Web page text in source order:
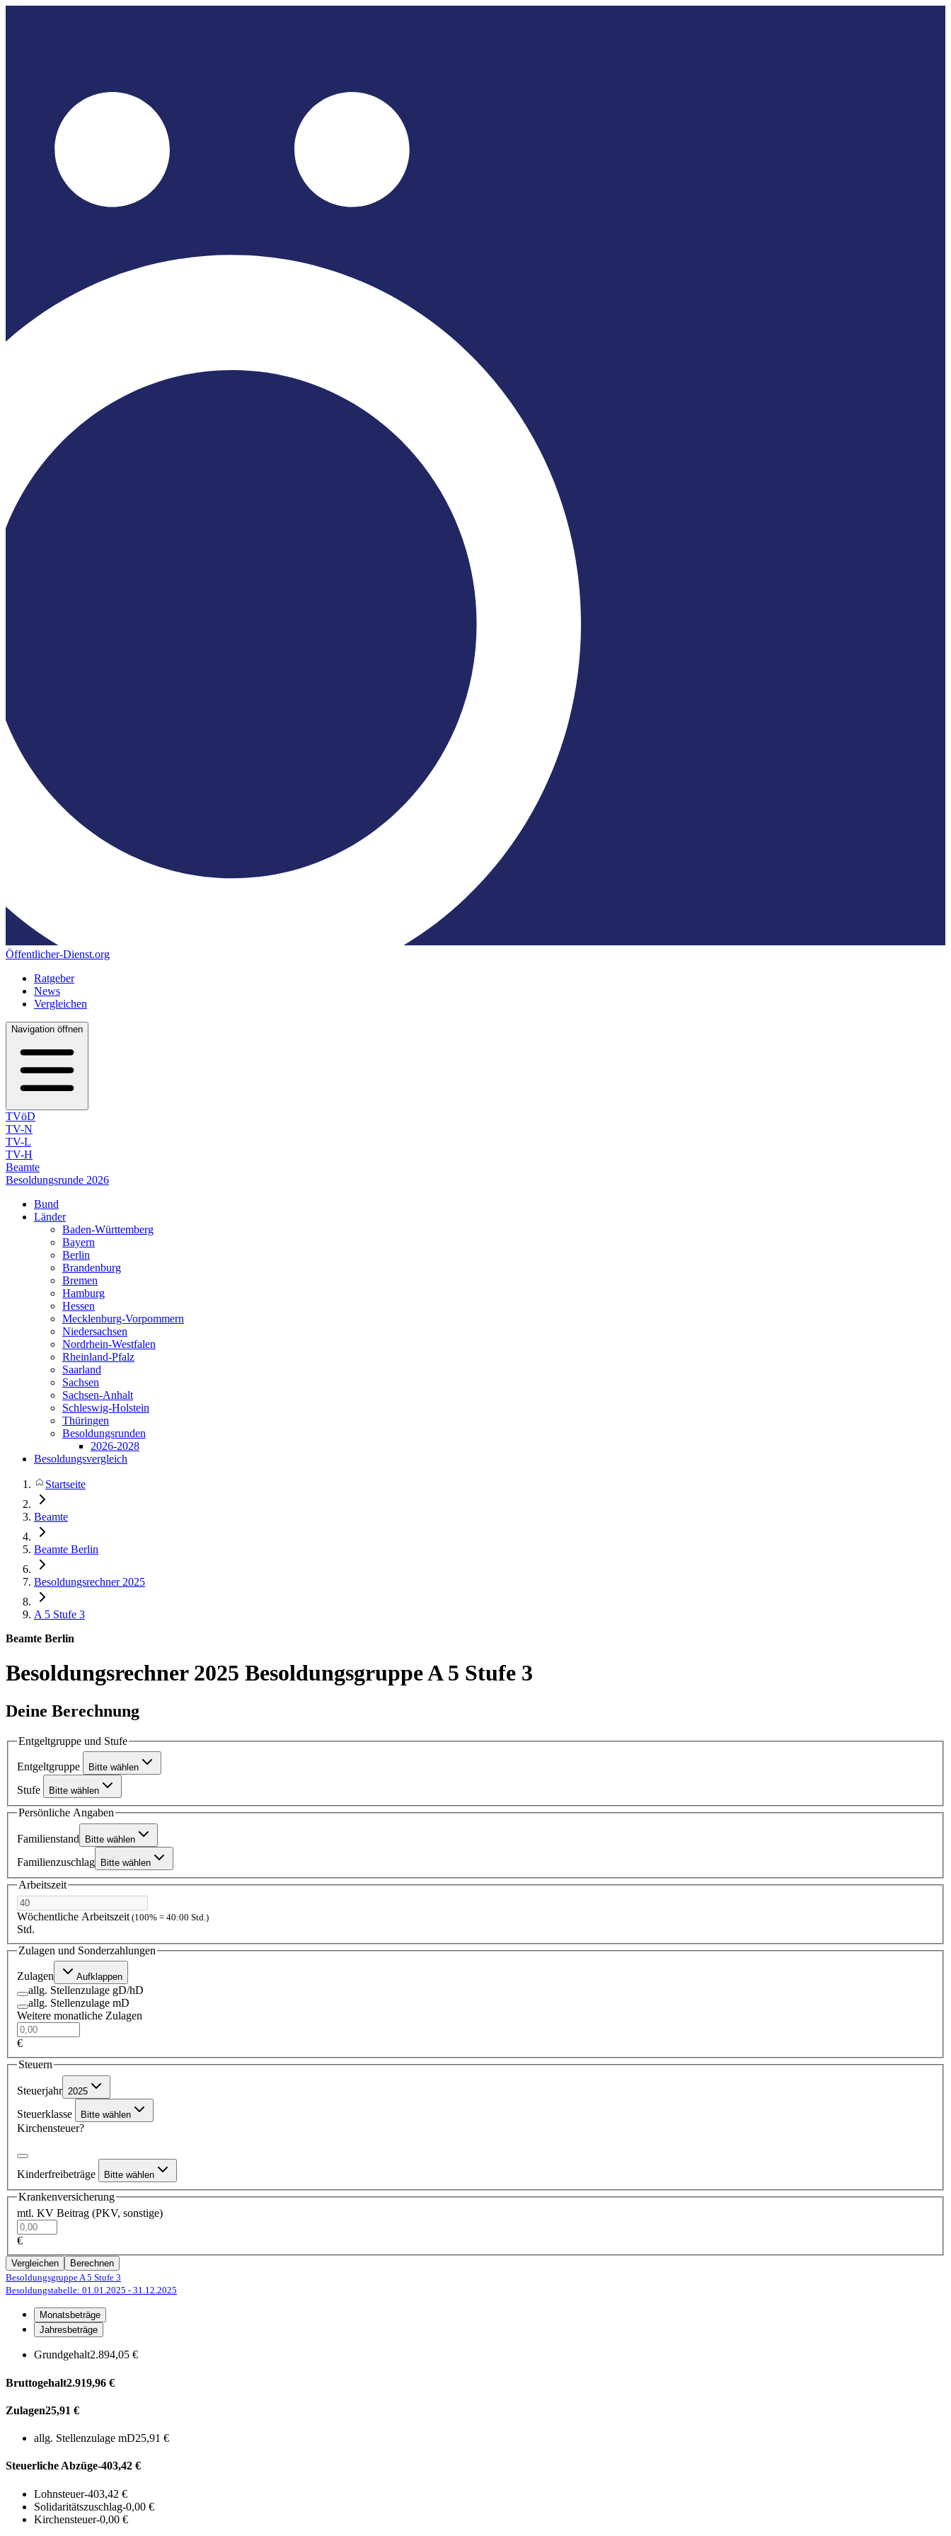
Öffentlicher-Dienst.org
Ratgeber
News
Vergleichen
Navigation öffnen
TVöD
TV-N
TV-L
TV-H
Beamte
Besoldungsrunde 2026
Bund
Länder
Baden-Württemberg
Bayern
Berlin
Brandenburg
Bremen
Hamburg
Hessen
Mecklenburg-Vorpommern
Niedersachsen
Nordrhein-Westfalen
Rheinland-Pfalz
Saarland
Sachsen
Sachsen-Anhalt
Schleswig-Holstein
Thüringen
Besoldungsrunden
2026-2028
Besoldungsvergleich
Startseite
Beamte
Beamte Berlin
Besoldungsrechner 2025
A 5 Stufe 3
Beamte Berlin
Besoldungsrechner 2025 Besoldungsgruppe A 5 Stufe 3
Deine Berechnung
Entgeltgruppe und Stufe
Entgeltgruppe Bitte wählen
Stufe Bitte wählen
Persönliche Angaben
Familienstand Bitte wählen
Familienzuschlag Bitte wählen
Arbeitszeit
Wöchentliche Arbeitszeit (100% = 40:00 Std.)
Std.
Zulagen und Sonderzahlungen
Zulagen Aufklappen
allg. Stellenzulage gD/hD
allg. Stellenzulage mD
Weitere monatliche Zulagen
€
Steuern
Steuerjahr 2025
Steuerklasse Bitte wählen
Kirchensteuer?
Kinderfreibeträge Bitte wählen
Krankenversicherung
mtl. KV Beitrag (PKV, sonstige)
€
Vergleichen
Berechnen
Besoldungsgruppe A 5 Stufe 3
Besoldungstabelle: 01.01.2025 - 31.12.2025
Monatsbeträge
Jahresbeträge
Grundgehalt2.894,05 €
Bruttogehalt2.919,96 €
Zulagen25,91 €
allg. Stellenzulage mD25,91 €
Steuerliche Abzüge-403,42 €
Lohnsteuer-403,42 €
Solidaritätszuschlag-0,00 €
Kirchensteuer-0,00 €